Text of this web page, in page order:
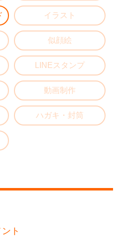
イラスト
似顔絵
LINEスタンプ
動画制作
ハガキ・封筒
ト